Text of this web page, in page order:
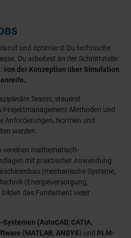
und optimierst Du technische
Du arbeitest an der Schnittstelle
von der Konzeption über Simulation
Teams, steuerst
Methoden und
Anforderungen, Normen und
werden.
vereinen mathematisch-
mit praktischer Anwendung.
(mechanische Systeme,
(Energieversorgung,
das Fundament vieler
Systemen (AutoCAD, CATIA,
(MATLAB, ANSYS) und PLM-